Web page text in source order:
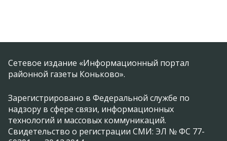
Сетевое издание «Информационный портал
районной газеты Коньково».
Зарегистрировано в Федеральной службе по
надзору в сфере связи, информационных
технологий и массовых коммуникаций.
Свидетельство о регистрации СМИ: ЭЛ № ФС 77-